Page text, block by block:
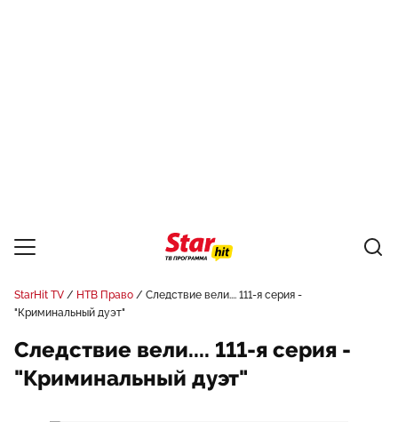
StarHit TV НТВ Право
Следствие вели.... 111-я серия -
"Криминальный дуэт"
Следствие вели.... 111-я серия -
"Криминальный дуэт"